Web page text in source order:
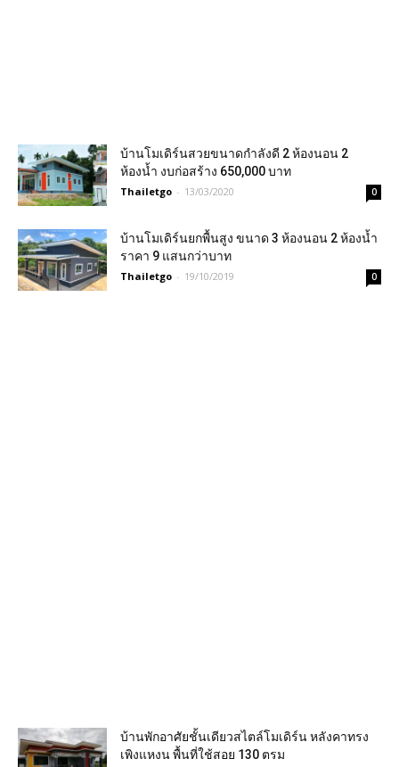
บ้านโมเดิร์นสวยขนาดกำลังดี 2 ห้องนอน 2
ห้องน้ำ งบก่อสร้าง 650,000 บาท
Thailetgo - 13/03/2020 0
บ้านโมเดิร์นยกพื้นสูง ขนาด 3 ห้องนอน 2 ห้องน้ำ
ราคา 9 แสนกว่าบาท
Thailetgo - 19/10/2019 0
บ้านพักอาศัยชั้นเดียวสไตล์โมเดิร์น หลังคาทรง
เพิงแหงน พื้นที่ใช้สอย 130 ตรม